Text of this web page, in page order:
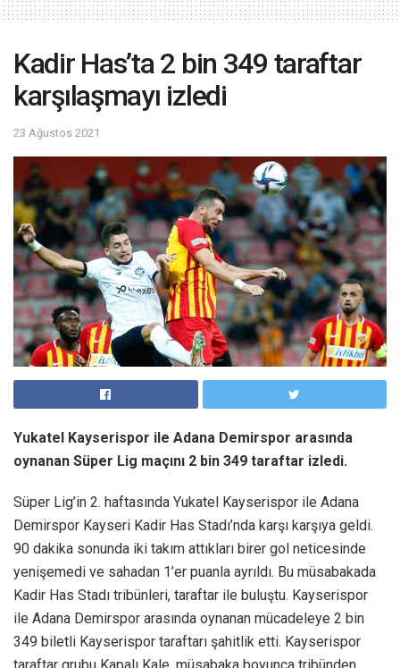
Kadir Has’ta 2 bin 349 taraftar
karşılaşmayı izledi
23 Ağustos 2021
Yukatel Kayserispor ile Adana Demirspor arasında
oynanan Süper Lig maçını 2 bin 349 taraftar izledi.
Süper Lig’in 2. haftasında Yukatel Kayserispor ile Adana
Demirspor Kayseri Kadir Has Stadı’nda karşı karşıya geldi.
90 dakika sonunda iki takım attıkları birer gol neticesinde
yenişemedi ve sahadan 1’er puanla ayrıldı. Bu müsabakada
Kadir Has Stadı tribünleri, taraftar ile buluştu. Kayserispor
ile Adana Demirspor arasında oynanan mücadeleye 2 bin
349 biletli Kayserispor taraftarı şahitlik etti. Kayserispor